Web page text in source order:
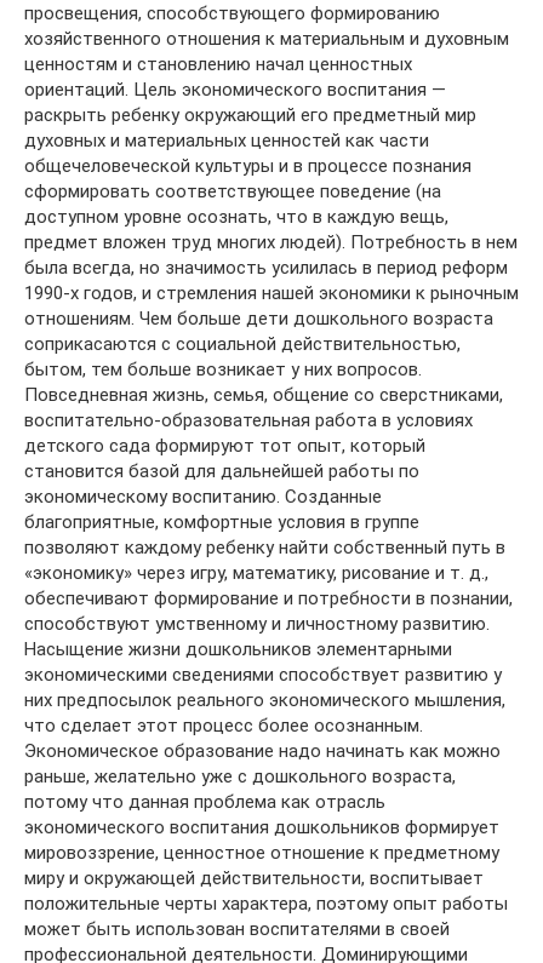
просвещения, способствующего формированию
хозяйственного отношения к материальным и духовным
ценностям и становлению начал ценностных
ориентаций. Цель экономического воспитания —
раскрыть ребенку окружающий его предметный мир
духовных и материальных ценностей как части
общечеловеческой культуры и в процессе познания
сформировать соответствующее поведение (на
доступном уровне осознать, что в каждую вещь,
предмет вложен труд многих людей). Потребность в нем
была всегда, но значимость усилилась в период реформ
1990-х годов, и стремления нашей экономики к рыночным
отношениям. Чем больше дети дошкольного возраста
соприкасаются с социальной действительностью,
бытом, тем больше возникает у них вопросов.
Повседневная жизнь, семья, общение со сверстниками,
воспитательно-образовательная работа в условиях
детского сада формируют тот опыт, который
становится базой для дальнейшей работы по
экономическому воспитанию. Созданные
благоприятные, комфортные условия в группе
позволяют каждому ребенку найти собственный путь в
«экономику» через игру, математику, рисование и т. д.,
обеспечивают формирование и потребности в познании,
способствуют умственному и личностному развитию.
Насыщение жизни дошкольников элементарными
экономическими сведениями способствует развитию у
них предпосылок реального экономического мышления,
что сделает этот процесс более осознанным.
Экономическое образование надо начинать как можно
раньше, желательно уже с дошкольного возраста,
потому что данная проблема как отрасль
экономического воспитания дошкольников формирует
мировоззрение, ценностное отношение к предметному
миру и окружающей действительности, воспитывает
положительные черты характера, поэтому опыт работы
может быть использован воспитателями в своей
профессиональной деятельности. Доминирующими